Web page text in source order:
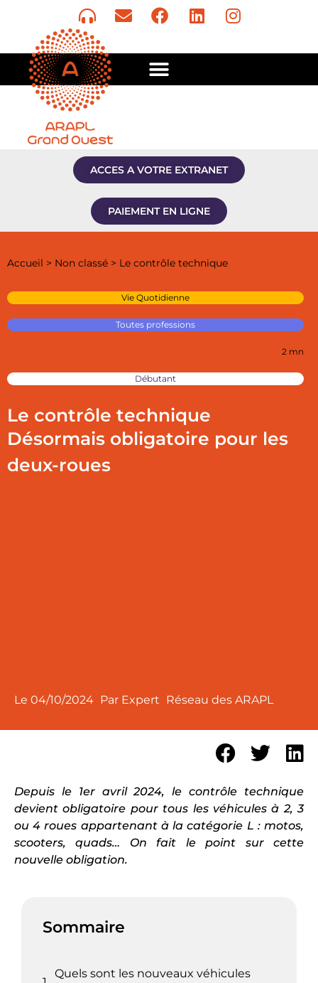
ACCES A VOTRE EXTRANET
PAIEMENT EN LIGNE
Accueil > Non classé > Le contrôle technique
Vie Quotidienne
Toutes professions
2 mn
Débutant
Le contrôle technique
Désormais obligatoire pour les
deux-roues
Le 04/10/2024 Par Expert Réseau des ARAPL
Depuis le 1er avril 2024, le contrôle technique
devient obligatoire pour tous les véhicules à 2, 3
ou 4 roues appartenant à la catégorie L : motos,
scooters, quads… On fait le point sur cette
nouvelle obligation.
Sommaire
Quels sont les nouveaux véhicules